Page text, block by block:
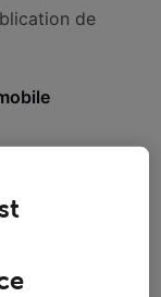
de
décédée ce